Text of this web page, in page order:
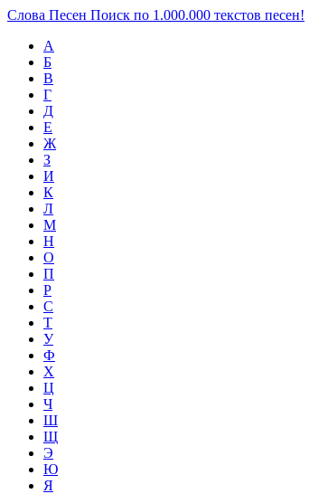
Слова Песен Поиск по 1.000.000 текстов песен!
А
Б
В
Г
Д
Е
Ж
З
И
К
Л
М
Н
О
П
Р
С
Т
У
Ф
Х
Ц
Ч
Ш
Щ
Э
Ю
Я